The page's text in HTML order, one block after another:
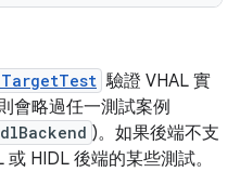
驗證 VHAL 實
會略過任一測試案例
)。如果後端不支
HIDL 後端的某些測試。